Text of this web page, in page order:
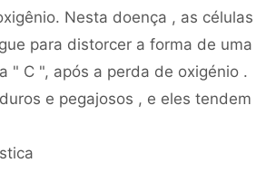
Nesta doença , as células
para distorcer a forma de uma
" C ", após a perda de oxigénio .
e pegajosos , e eles tendem